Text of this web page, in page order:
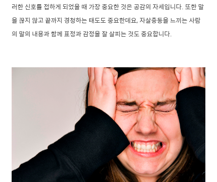
러한 신호를 접하게 되었을 때 가장 중요한 것은 공감의 자세입니다. 또한 말
을 끊지 않고 끝까지 경청하는 태도도 중요한데요, 자살충동을 느끼는 사람
의 말의 내용과 함께 표정과 감정을잘 살피는 것도 중요합니다.